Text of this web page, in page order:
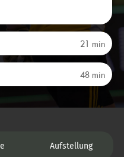
21 min
48 min
Aufstellung